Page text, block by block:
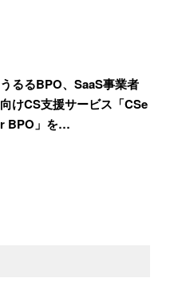
うるるBPO、SaaS事業者
向けCS支援サービス「CSe
r BPO」を…